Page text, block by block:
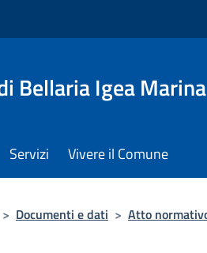
Bellaria Igea Marina
Servizi Vivere il Comune
> Documenti e dati > Atto